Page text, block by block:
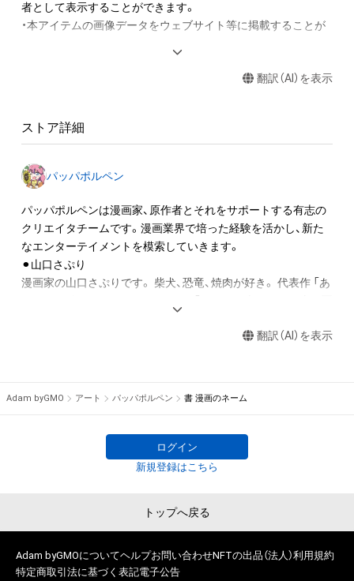
者として表示することができます。
・本アイテムの画像データをウェブサイト等に掲載することが
・本アイテムに関する創作物(画像および映像、音楽、商標または
ロゴ等を含みますがこれらに限られません。)にかかる知的財産
権(著作権、特許権、実用新案権、商標権、意匠権その他の知的財
産権(それらの権利を取得し、又はそれらの権利につき登録等を
出願する権利を含みます。)を意味します。)は、本アイテムの作
成者または第三者のライセンス保有者によって保護されていま
す。そのため、本アイテムを保有していたとしても、本アイテム
に関する創作物にかかる知的財産権を有することを意味しませ
・本アイテムの作成者または第三者のライセンス保有者からの
含みますが、これに限定されません。)を行うことはできませ
・本アイテムに関する創作物の利用については、公序良俗や法令
に反する利用またはその恐れのある利用など、パッパポルペン
・本アイテムの購入、売却および利用に関して、購入者、売却者、
保有、その他第三者が損害を被った場合、その損害がいかなる原
因で発生したものであっても、本アイテムの作成者または第三
者のライセンス保有者およびパッパポルペンは、何らの法的責
翻訳（AI）を表示
ストア詳細
パッパポルペン
パッパポルペンは漫画家、原作者とそれをサポートする有志の
クリエイタチームです。漫画業界で培った経験を活かし、新た
なエンターテイメントを模索していきます。
⚫︎山口さぷり
漫画家の山口さぷりです。 柴犬、恐竜、焼肉が好き。 代表作 「あ
ます。 www.amazon.co.jp/dp/4344848748/
週刊少年ジャンプを中心に、有名な漫画家から新人漫画家まで
コミカライズ作品の制作にも携わる。 専門学校での講師経験も
て発信。
Tatsuyuki -or ‘Mikey’ if that’s too much of a tongue twister-
翻訳（AI）を表示
Adam byGMO アート パッパポルペン 書 漫画のネーム
ログイン
新規登録はこちら
トップへ戻る
Adam byGMOについてヘルプお問い合わせNFTの出品（法人）利用規約
特定商取引法に基づく表記電子公告